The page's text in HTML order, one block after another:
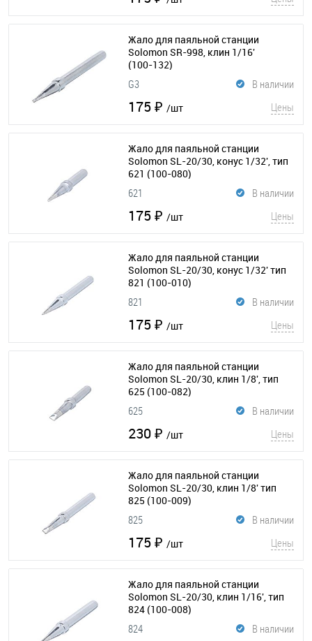
Жало для паяльной станции
Solomon SR-998, клин 1/16'
(100-132)
В наличии
G3
175 ₽ /шт Цены
Жало для паяльной станции
Solomon SL-20/30, конус 1/32', тип
621 (100-080)
В наличии
621
175 ₽ /шт Цены
Жало для паяльной станции
Solomon SL-20/30, конус 1/32' тип
821 (100-010)
В наличии
821
175 ₽ /шт Цены
Жало для паяльной станции
Solomon SL-20/30, клин 1/8', тип
625 (100-082)
В наличии
625
230 ₽ /шт Цены
Жало для паяльной станции
Solomon SL-20/30, клин 1/8' тип
825 (100-009)
В наличии
825
175 ₽ /шт Цены
Жало для паяльной станции
Solomon SL-20/30, клин 1/16', тип
824 (100-008)
В наличии
824